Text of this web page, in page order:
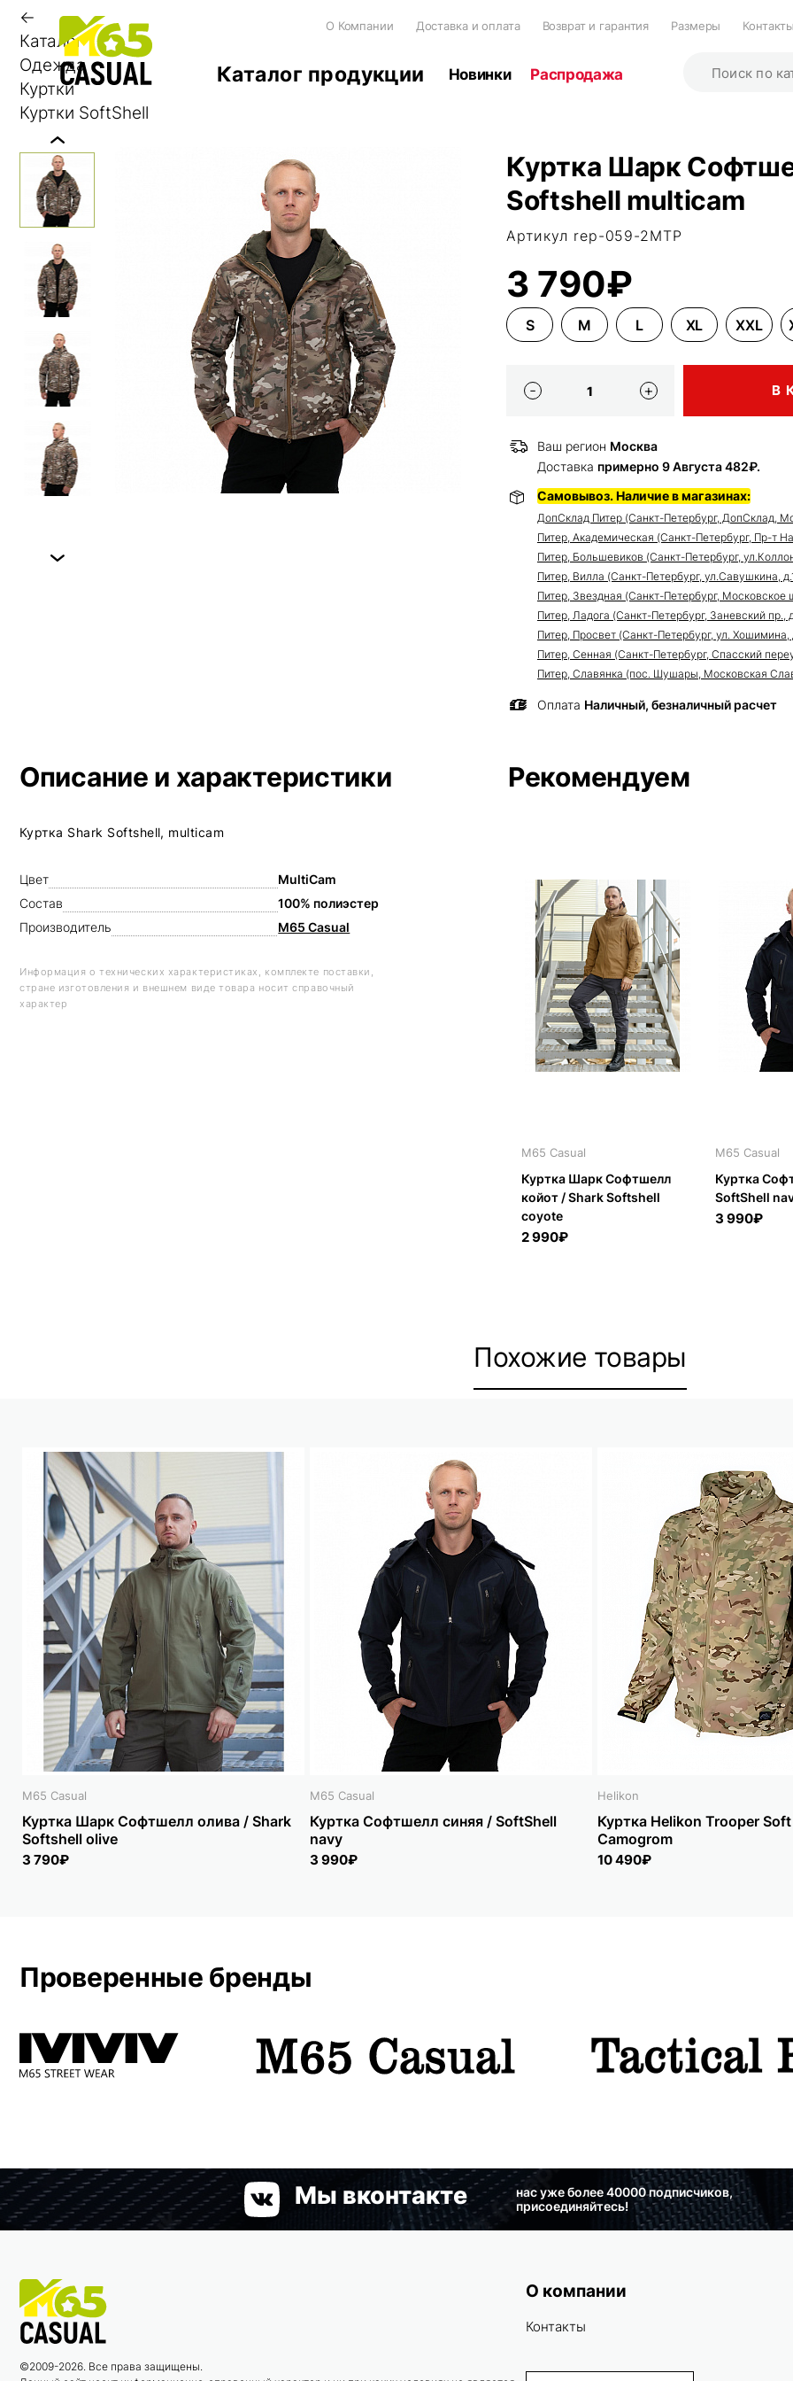
Каталог продукции Новинки Распродажа
О Компании Доставка и оплата Возврат и гарантия Размеры Контакты
←
Каталог
Одежда
Куртки
Куртки SoftShell
Previous
Next
Куртка Шарк
Softshell multicam
Артикул rep-059-2MTP
3 790₽
S M L XL XXL
В
Ваш регион Москва
Доставка примерно 9 Августа 482₽.
Самовывоз. Наличие в магазинах:
ДопСклад Питер (Санкт-Петербург, ДопСклад,
Питер, Академическая (Санкт-Петербург, Пр-т
Питер, Большевиков (Санкт-Петербург,
Питер, Вилла (Санкт-Петербург, ул.Савушкина,
Питер, Звездная (Санкт-Петербург,
Питер, Ладога (Санкт-Петербург, Заневский
Питер, Просвет (Санкт-Петербург, ул.
Питер, Сенная (Санкт-Петербург, Спасский
Питер, Славянка (пос. Шушары, Московская
Оплата Наличный, безналичный расчет
Описание и характеристики
Куртка Shark Softshell, multicam
Цвет
MultiCam
Состав
100% полиэстер
Производитель
M65 Casual
Информация о технических характеристиках, комплекте поставки,
стране изготовления и внешнем виде товара носит справочный
характер
Рекомендуем
M65 Casual
Куртка Шарк Софтшелл
койот / Shark Softshell
coyote
2 990₽
M65 Casual
Куртка
SoftShell
3 990₽
Похожие товары
M65 Casual
Куртка Шарк Софтшелл олива / Shark
Softshell olive
3 790₽
M65 Casual
Куртка Софтшелл синяя / SoftShell
navy
3 990₽
Helikon
Куртка Helikon Trooper
Camogrom
10 490₽
Проверенные бренды
Мы вконтакте
нас уже более 40000 подписчиков,
присоединяйтесь!
©2009-2026. Все права защищены.
О компании
Контакты